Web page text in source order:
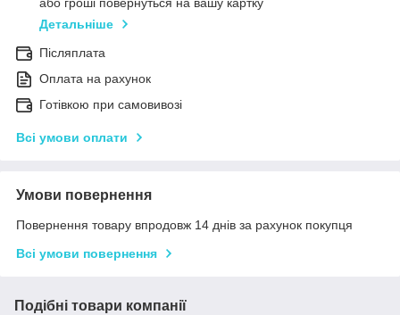
або гроші повернуться на вашу картку
Детальніше
Післяплата
Оплата на рахунок
Готівкою при самовивозі
Всі умови оплати
Умови повернення
Повернення товару впродовж 14 днів за рахунок покупця
Всі умови повернення
Подібні товари компанії